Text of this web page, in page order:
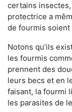
certains
protectrice a
de fourmis soient
Notons qu’ils
les fourmis
prennent des
leurs becs et en
faisant, la fourmi
les parasites de